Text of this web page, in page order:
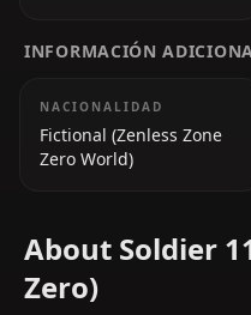
INFORMACIÓN
NACIONALIDAD
Fictional (Zenless Zone
Zero World)
About Soldier
Zero)